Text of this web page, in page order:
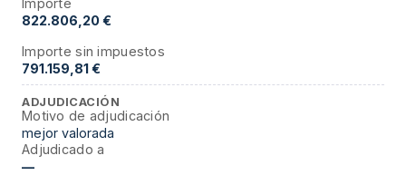
Importe
822.806,20 €
Importe sin impuestos
791.159,81 €
ADJUDICACIÓN
Motivo de adjudicación
mejor valorada
Adjudicado a
—